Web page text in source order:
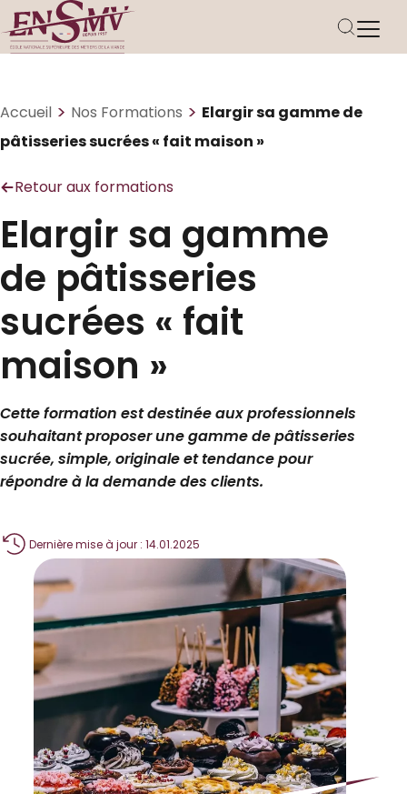
Accueil > Nos Formations > Elargir sa gamme de
pâtisseries sucrées « fait maison »
Retour aux formations
Elargir sa gamme
de pâtisseries
sucrées « fait
maison »
Cette formation est destinée aux professionnels
souhaitant proposer une gamme de pâtisseries
sucrée, simple, originale et tendance pour
répondre à la demande des clients.
Dernière mise à jour : 14.01.2025